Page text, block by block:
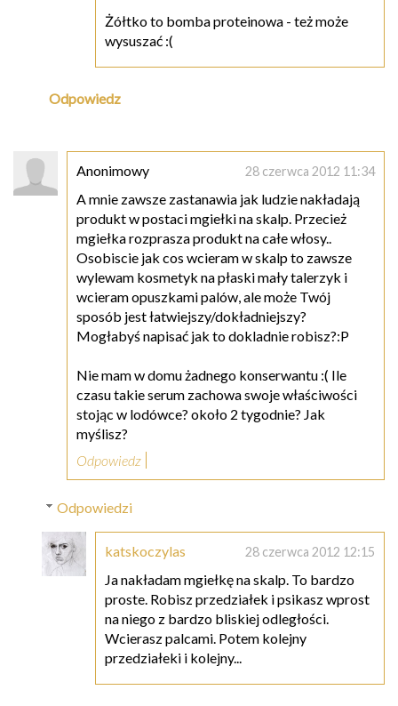
Żółtko to bomba proteinowa - też może
wysuszać :(
Odpowiedz
Anonimowy 28 czerwca 2012 11:34
A mnie zawsze zastanawia jak ludzie nakładają
produkt w postaci mgiełki na skalp. Przecież
mgiełka rozprasza produkt na całe włosy..
Osobiscie jak cos wcieram w skalp to zawsze
wylewam kosmetyk na płaski mały talerzyk i
wcieram opuszkami palów, ale może Twój
sposób jest łatwiejszy/dokładniejszy?
Mogłabyś napisać jak to dokladnie robisz?:P
Nie mam w domu żadnego konserwantu :( Ile
czasu takie serum zachowa swoje właściwości
stojąc w lodówce? około 2 tygodnie? Jak
myślisz?
Odpowiedz
Odpowiedzi
katskoczylas 28 czerwca 2012 12:15
Ja nakładam mgiełkę na skalp. To bardzo
proste. Robisz przedziałek i psikasz wprost
na niego z bardzo bliskiej odległości.
Wcierasz palcami. Potem kolejny
przedziałeki i kolejny...